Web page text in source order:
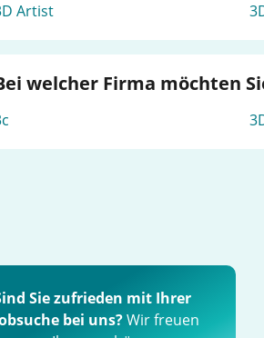
Artist
welcher Firma möchten
Sie zufrieden mit Ihrer
bei uns?Wir freuen